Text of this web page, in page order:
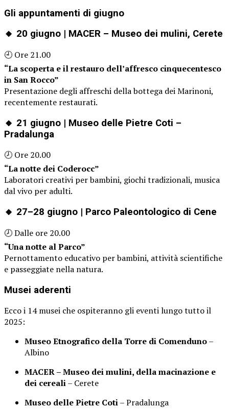
Gli appuntamenti di giugno
🔸 20 giugno | MACER – Museo dei mulini, Cerete
🕘 Ore 21.00
“La scoperta e il restauro dell’affresco cinquecentesco
in San Rocco”
Presentazione degli affreschi della bottega dei Marinoni,
recentemente restaurati.
🔸 21 giugno | Museo delle Pietre Coti –
Pradalunga
🕗 Ore 20.00
“La notte dei Coderocc”
Laboratori creativi per bambini, giochi tradizionali, musica
dal vivo per adulti.
🔸 27–28 giugno | Parco Paleontologico di Cene
🕗 Dalle ore 20.00
“Una notte al Parco”
Pernottamento educativo per bambini, attività scientifiche
e passeggiate nella natura.
Musei aderenti
Ecco i 14 musei che ospiteranno gli eventi lungo tutto il
2025:
Museo Etnografico della Torre di Comenduno–
Albino
MACER – Museo dei mulini, della macinazione e
dei cereali– Cerete
Museo delle Pietre Coti– Pradalunga